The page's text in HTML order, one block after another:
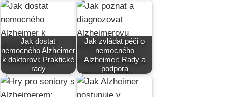
Jak dostat
nemocného Alzheimer
k doktorovi: Praktické
rady
Jak zvládat péči o
nemocného
Alzheimer: Rady a
podpora